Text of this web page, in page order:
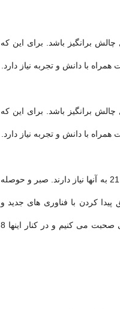
برانگیز باشد. برای این که
با دانش و تجربه نیاز دارد.
برانگیز باشد. برای این که
با دانش و تجربه نیاز دارد.
در ادامه چند مهارت مفید ذکر می شود که معلمان قرن 21 به آنها نیاز دارند. صبر و حوصله
کردن با فناوری های جدید و
نحوه مدیریت شهرت آنلاین خود در رسانه های اجتماعی صحبت می کنیم و در کنار اینها 8